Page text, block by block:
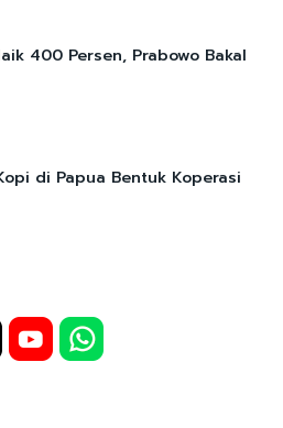
400 Persen, Prabowo Bakal
di Papua Bentuk Koperasi